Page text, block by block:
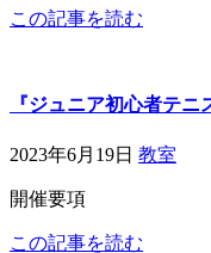
この記事を読む
『ジュニア初心者テ
2023年6月19日 教室
開催要項
この記事を読む